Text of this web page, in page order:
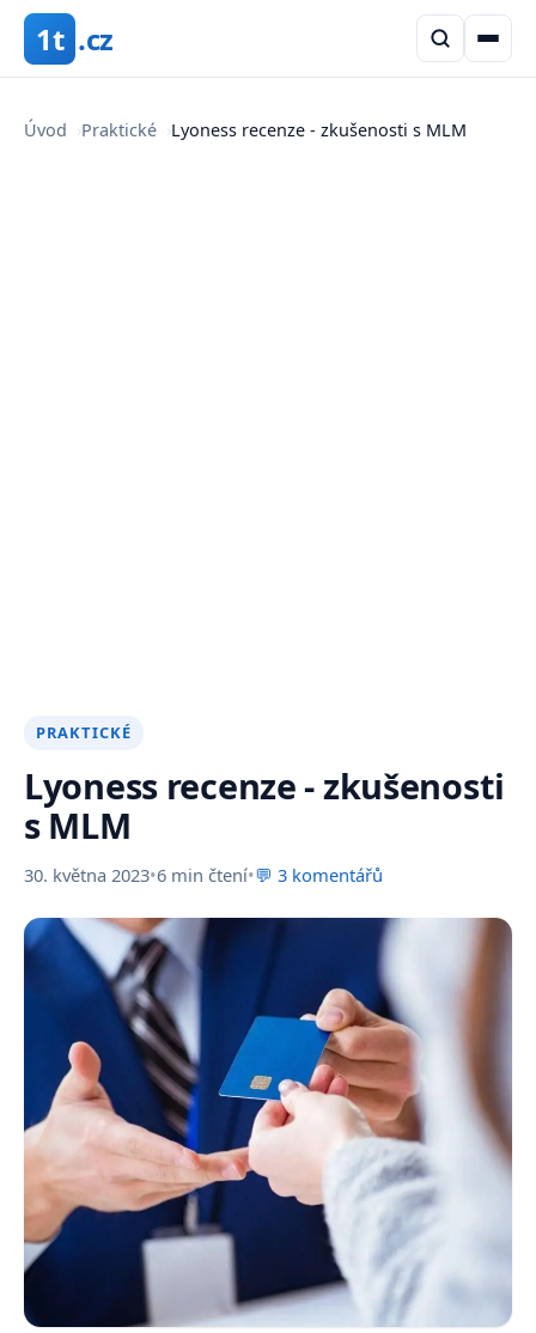
1t .cz
Úvod ›Praktické ›Lyoness recenze - zkušenosti s MLM
PRAKTICKÉ
Lyoness recenze - zkušenosti
s MLM
30. května 2023•6 min čtení•💬 3 komentářů